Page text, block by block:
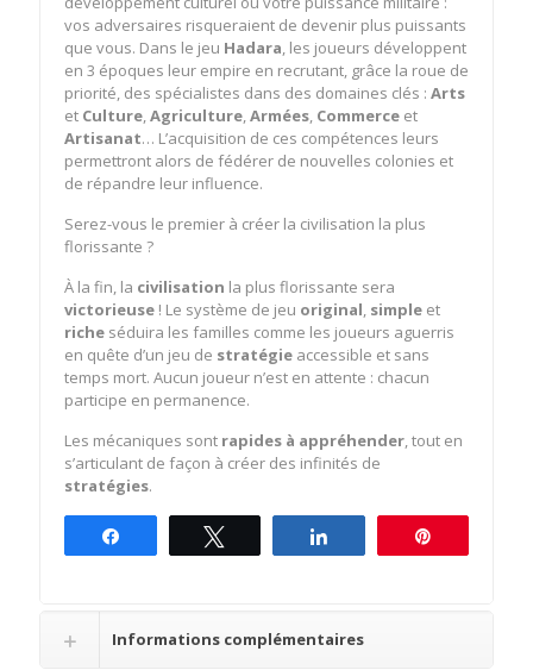
vos adversaires risqueraient de devenir plus puissants
que vous. Dans le jeu Hadara , les joueurs développent
en 3 époques leur empire en recrutant, grâce la roue de
priorité, des spécialistes dans des domaines clés : Arts
et Culture Agriculture Armées Commerce et
Artisanat… L’acquisition de ces compétences leurs
permettront alors de fédérer de nouvelles colonies et
de répandre leur influence.
Serez-vous le premier à créer la civilisation la plus
florissante ?
À la fin, la civilisation la plus florissante sera
victorieuse ! Le système de jeu original simple et
riche séduira les familles comme les joueurs aguerris
en quête d’un jeu de stratégie accessible et sans
temps mort. Aucun joueur n’est en attente : chacun
participe en permanence.
Les mécaniques sont rapides à appréhender , tout en
s’articulant de façon à créer des infinités de
stratégies.
Informations complémentaires